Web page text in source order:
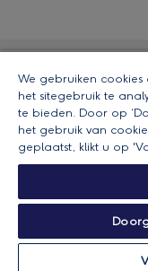
We gebruiken
het sitegebruik te
te bieden. Door op
het gebruik van
geplaatst, klikt u op